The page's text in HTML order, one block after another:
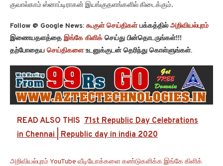
குவால்காம் ஸ்னாப்டிராகன் இயங்குதளங்களில் கிடைக்கும்.
Follow @ Google News: கூகுள் செய்திகள்பக்கத்தில் அறிவியல்புரம்
இணையதளத்தை இங்கே கிளிக் செய்து பின்தொடருங்கள்!!!
தற்போதைய செய்திகளைஉடனுக்குடன் தெரிந்து கொள்ளுங்கள்.
READ ALSO THIS 71st Republic Day Celebrations
in Chennai | Republic day in india 2020
அறிவியல்புரம் YouTube வீடியோக்களை கண்டுகளிக்க இங்கே கிளிக்